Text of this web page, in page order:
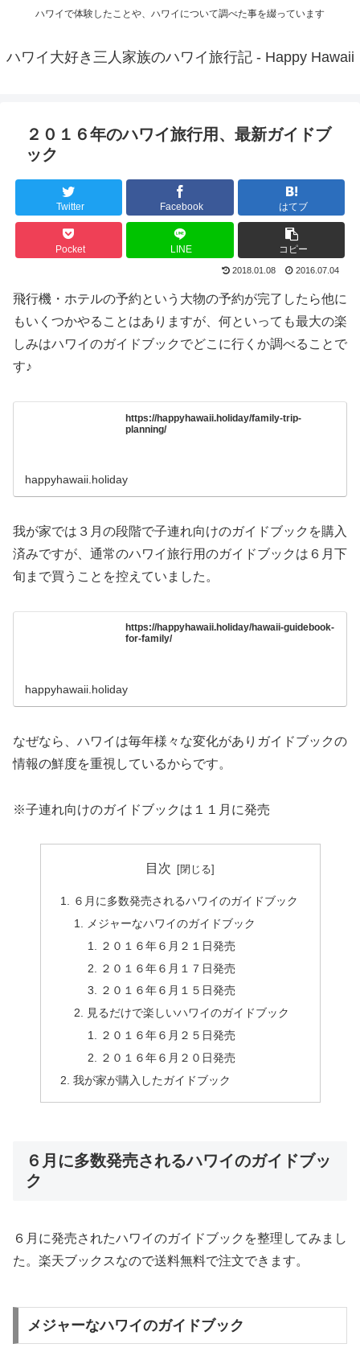
ハワイで体験したことや、ハワイについて調べた事を綴っています
ハワイ大好き三人家族のハワイ旅行記 - Happy Hawaii
２０１６年のハワイ旅行用、最新ガイドブ
ック
Twitter Facebook はてブ
Pocket LINE コピー
2018.01.08 2016.07.04
飛行機・ホテルの予約という大物の予約が完了したら他に
もいくつかやることはありますが、何といっても最大の楽
しみはハワイのガイドブックでどこに行くか調べることで
す♪
https://happyhawaii.holiday/family-trip-
planning/
happyhawaii.holiday
我が家では３月の段階で子連れ向けのガイドブックを購入
済みですが、通常のハワイ旅行用のガイドブックは６月下
旬まで買うことを控えていました。
https://happyhawaii.holiday/hawaii-guidebook-
for-family/
happyhawaii.holiday
なぜなら、ハワイは毎年様々な変化がありガイドブックの
情報の鮮度を重視しているからです。
※子連れ向けのガイドブックは１１月に発売
目次
６月に多数発売されるハワイのガイドブック
メジャーなハワイのガイドブック
２０１６年６月２１日発売
２０１６年６月１７日発売
２０１６年６月１５日発売
見るだけで楽しいハワイのガイドブック
２０１６年６月２５日発売
２０１６年６月２０日発売
我が家が購入したガイドブック
６月に多数発売されるハワイのガイドブッ
ク
６月に発売されたハワイのガイドブックを整理してみまし
た。楽天ブックスなので送料無料で注文できます。
メジャーなハワイのガイドブック